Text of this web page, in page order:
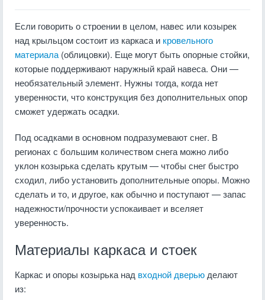
Если говорить о строении в целом, навес или козырек
над крыльцом состоит из каркаса и кровельного
материала (облицовки). Еще могут быть опорные стойки,
которые поддерживают наружный край навеса. Они —
необязательный элемент. Нужны тогда, когда нет
уверенности, что конструкция без дополнительных опор
сможет удержать осадки.
Под осадками в основном подразумевают снег. В
регионах с большим количеством снега можно либо
уклон козырька сделать крутым — чтобы снег быстро
сходил, либо установить дополнительные опоры. Можно
сделать и то, и другое, как обычно и поступают — запас
надежности/прочности успокаивает и вселяет
уверенность.
Материалы каркаса и стоек
Каркас и опоры козырька над входной дверью делают
из: